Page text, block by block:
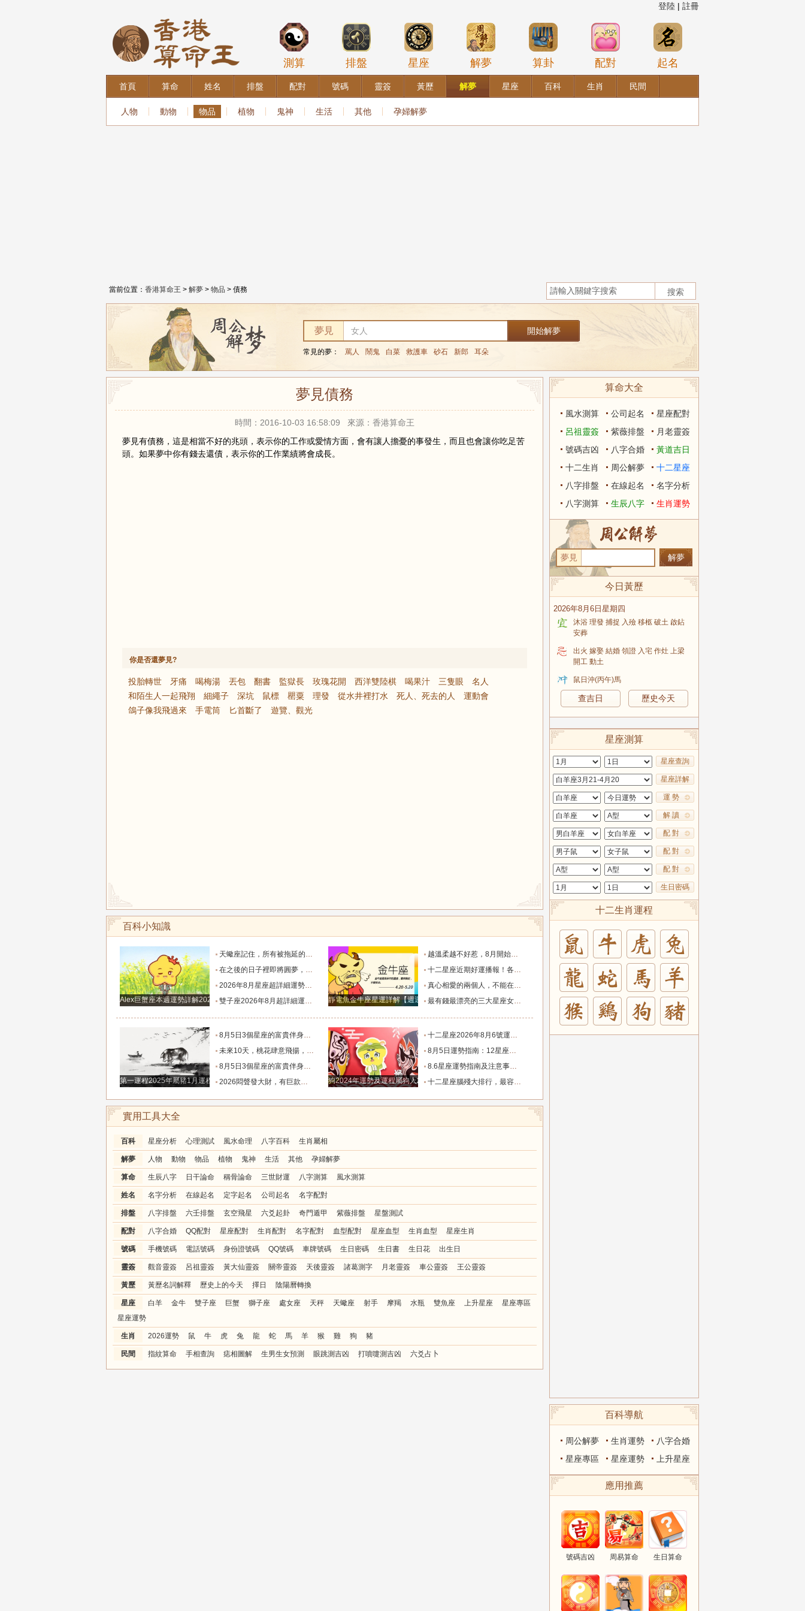
登陸 | 註冊
測算 排盤 星座 解夢 算卦 配對 起名
首頁 算命 姓名 排盤 配對 號碼 靈簽 黃歷 解夢 星座 百科 生肖 民間
人物 動物 物品 植物 鬼神 生活 其他 孕婦解夢
當前位置： 香港算命王 > 解夢 > 物品 > 債務
夢見
常見的夢： 罵人 鬧鬼 白菜 救護車 砂石 新郎 耳朵
夢見債務
時間：2016-10-03 16:58:09 來源：香港算命王
夢見有債務，這是相當不好的兆頭，表示你的工作或愛情方面，會有讓人擔憂的事發生，而且也會讓你吃足苦
頭。如果夢中你有錢去還債，表示你的工作業績將會成長。
你是否還夢見?
投胎轉世 牙痛 喝梅湯 丟包 翻書 監獄長 玫瑰花開 西洋雙陸棋 喝果汁 三隻眼
名人
和陌生人一起飛翔
細繩子 深坑 鼠標 罌粟 理發 從水井裡打水 死人、死去的人
運動會
鴿子像我飛過來
手電筒 匕首斷了 遊覽、觀光
百科小知識
Alex巨蟹座本週運勢詳解2024.12.23-12.29
天蠍座記住，所有被拖延的財富機遇，都會在下半年加速到賬_收入_工作_資金規劃
在之後的日子裡即將圓夢，財運順事業順，財富翻倍漲的星座_金牛座_成功_獅子座
2026年8月星座超詳細運勢！日食季帶來全新開始，工作事業愛情達到新階段_生活_獅子座_宇宙
雙子座2026年8月超詳細運勢解析！_感情_時間段_機會
靜電魚金牛座星運詳解【週運2024年12月9日-12月15日】
越溫柔越不好惹，8月開始鴻運當頭的四大星座女！_女生_金牛女_好運
十二星座近期好運播報！各星座專屬喜事來臨_生活_感情_貴人
真心相愛的兩個人，不能在一起，分手後相處的最好方式是什麽？_獅子座_星座_愛情
最有錢最漂亮的三大星座女，一個公主命，一個鳳凰命，一個富婆命_女生_帶著_獅子座
第一運程2025年屬豬1月運程解析
8月5日3個星座的富貴伴身，桃花遍地，事業旺！_雙子座_方面_好日子
未來10天，桃花肆意飛揚，邂逅良人，轉角遇到愛的4個星座_愛情_天蠍座_魅力
8月5日3個星座的富貴伴身，桃花遍地，事業旺！_雙子座_方面_好日子
2026悶聲發大財，有巨款到賬的三大生肖_屬豬_財運_資產
狗2024年運勢及運程屬狗人2024運勢好嗎
十二星座2026年8月6號運勢：保持低調比較好_綜合_建議_事業
8月5日運勢指南：12星座今天該咋個整？_朋友_水瓶_處女
8.6星座運勢指南及注意事項（上）_有利的_未來的_方向
十二星座腦殘大排行，最容易爽約的星座排名_天蠍座_獅子座_因為
實用工具大全
百科 星座分析 心理測試 風水命理 八字百科 生肖屬相
解夢 人物 動物 物品 植物 鬼神 生活 其他 孕婦解夢
算命 生辰八字 日干論命 稱骨論命 三世財運 八字測算 風水測算
姓名 名字分析 在線起名 定字起名 公司起名 名字配對
排盤 八字排盤 六壬排盤 玄空飛星 六爻起卦 奇門遁甲 紫薇排盤 星盤測試
配對 八字合婚 QQ配對 星座配對 生肖配對 名字配對 血型配對 星座血型 生肖血型 星座生肖
號碼 手機號碼 電話號碼 身份證號碼 QQ號碼 車牌號碼 生日密碼 生日書 生日花 出生日
靈簽 觀音靈簽 呂祖靈簽 黃大仙靈簽 關帝靈簽 天後靈簽 諸葛測字 月老靈簽 車公靈簽 王公靈簽
黃歷 黃歷名詞解釋 歷史上的今天 擇日 陰陽曆轉換
星座 白羊 金牛 雙子座 巨蟹 獅子座 處女座 天秤 天蠍座 射手 摩羯 水瓶 雙魚座 上升星座
星座專區
星座運勢
生肖 2026運勢 鼠 牛 虎 兔 龍 蛇 馬 羊 猴 雞 狗 豬
民間 指紋算命 手相查詢 痣相圖解 生男生女預測 眼跳測吉凶 打噴嚏測吉凶 六爻占卜
算命大全
風水測算 公司起名
星座配對
呂祖靈簽
紫薇排盤
月老靈簽
號碼吉凶
八字合婚
黃道吉日
十二生肖
周公解夢
十二星座
八字排盤
在線起名
名字分析
八字測算
生辰八字 生肖運勢
夢見
今日黃歷
2026年8月6日星期四
沐浴 理發 捕捉 入殮 移柩 破土 啟鉆
安葬
出火 嫁娶 結婚 領證 入宅 作灶 上梁
開工 動土
鼠日沖(丙午)馬
查吉日 歷史今天
星座測算
星座查詢
星座詳解
運 勢
解 讀
配 對
配 對
配 對
生日密碼
十二生肖運程
鼠 牛 虎 兔
龍 蛇 馬
猴 雞 狗
百科導航
周公解夢 生肖運勢
八字合婚
星座專區
星座運勢 上升星座
應用推薦
號碼吉凶 周易算命 生日算命